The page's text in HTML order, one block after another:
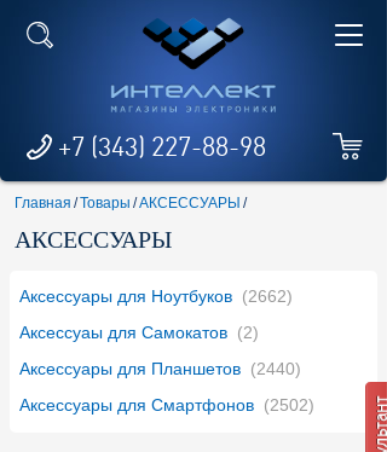
+7 (343) 227-88-98
Главная /Товары /АКСЕССУАРЫ /
АКСЕССУАРЫ
Аксессуары для Ноутбуков (2662)
Аксессуаы для Самокатов (2)
Аксессуары для Планшетов (2440)
Аксессуары для Смартфонов (2502)